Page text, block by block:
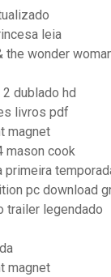
leia
the wonder
dublado hd
livros pdf
magnet
mason cook
primeira
pc download
trailer legendado
magnet